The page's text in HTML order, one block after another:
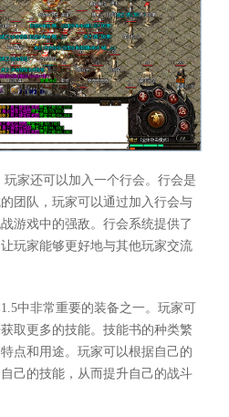
家还可以加入一个行会。行会是
团队，玩家可以通过加入行会与
游戏中的强敌。行会系统提供了
玩家能够更好地与其他玩家交流
中非常重要的装备之一。玩家可
取更多的技能。技能书的种类繁
点和用途。玩家可以根据自己的
己的技能，从而提升自己的战斗